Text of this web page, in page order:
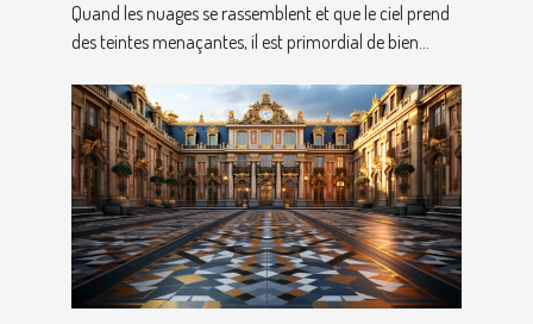
Quand les nuages se rassemblent et que le ciel prend
des teintes menaçantes, il est primordial de bien...